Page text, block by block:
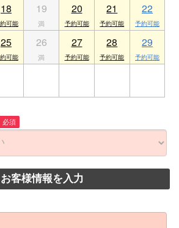
18 19 20 21 22
25 26 27 28 29
必須
お客様情報を入力